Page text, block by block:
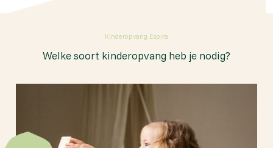
Kinderopvang Espira
Welke soort kinderopvang heb je nodig?